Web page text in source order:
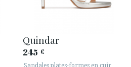
Quindar
245 €
Sandales plates-formes en cuir